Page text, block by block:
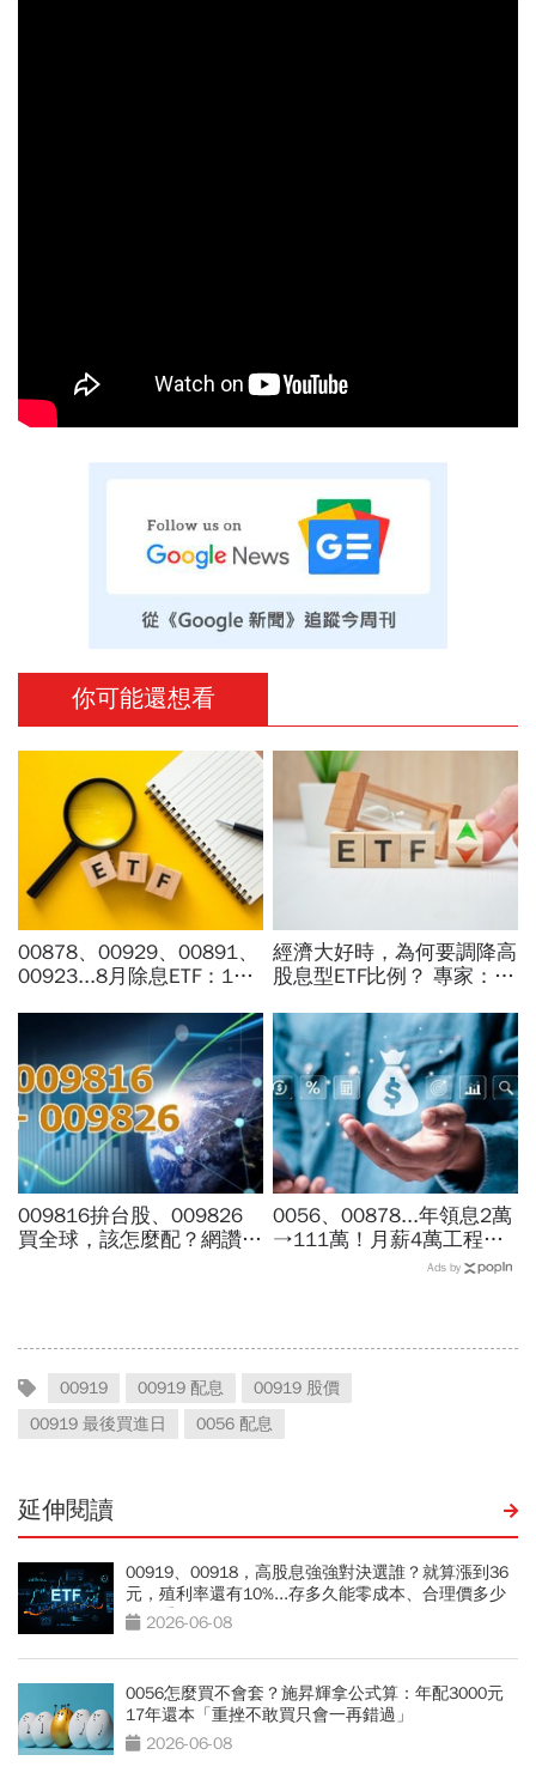
你可能還想看
00878、00929、00891、
00923...8月除息ETF：14
金額、最後買進日，如何息
利雙賺
經濟大好時，為何要調降高
股息型ETF比例？ 專家：用
009816拚台股、009826
買全球，該怎麼配？網讚
0056、00878...年領息2萬
→111萬！月薪4萬工程師
「5年翻身領悟」：比0050
Ads by
00919 00919 配息
00919 股價
00919 最後買進日
0056 配息
延伸閱讀
00919、00918，高股息強強對決選誰？就算漲到36
元，殖利率還有10%...存多久能零成本、合理價多少
一次看
2026-06-08
0056怎麼買不會套？施昇輝拿公式算：年配3000元
17年還本「重挫不敢買只會一再錯過」
2026-06-08